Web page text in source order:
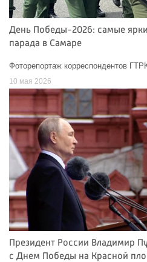
День Победы-2026: самые
парада в Самаре
Фоторепортаж корреспондентов
10 мая 2026
Президент России Владимир
с Днем Победы на Красной